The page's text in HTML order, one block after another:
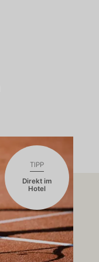
TIPP
Direkt im
Hotel